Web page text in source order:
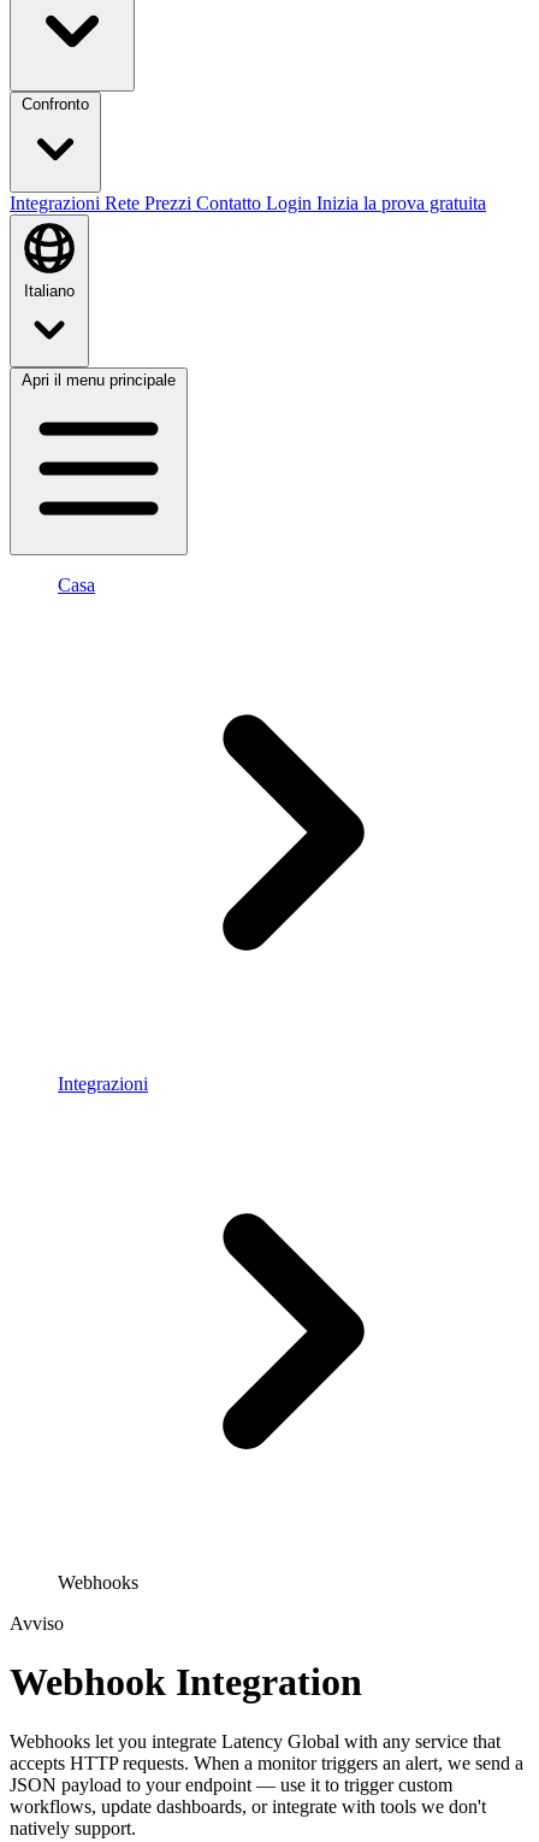
Confronto
Integrazioni Rete Prezzi Contatto Login Inizia la prova gratuita
Italiano
Apri il menu principale
Casa
Integrazioni
Webhooks
Avviso
Webhook Integration
Webhooks let you integrate Latency Global with any service that
accepts HTTP requests. When a monitor triggers an alert, we send a
JSON payload to your endpoint — use it to trigger custom
workflows, update dashboards, or integrate with tools we don't
natively support.